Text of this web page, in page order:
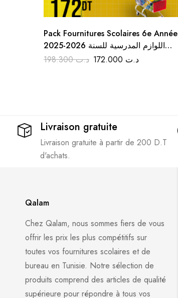
Pack Fournitures Scolaires 6e Année
2025-2026 اللوازم المدرسية للسنة
السادسة ابتدائي
د.ت198.300 د.ت
Livraison gratuite
Livraison gratuite à partir de 200 D.T
d'achats.
Qalam
Chez Qalam, nous sommes fiers de vous
offrir les prix les plus compétitifs sur
toutes vos fournitures scolaires et de
bureau en Tunisie. Notre sélection de
produits comprend des articles de qualité
supérieure pour répondre à tous vos